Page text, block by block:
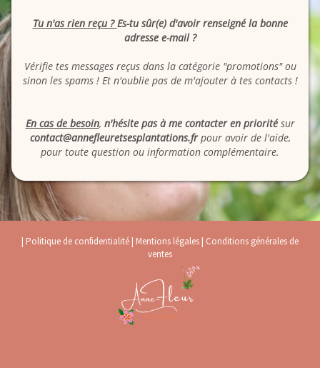
Tu n'as rien reçu ?Es-tu sûr(e) d'avoir renseigné la bonne
adresse e-mail ?
Vérifie tes messages reçus dans la catégorie "promotions" ou
sinon les spams ! Et n'oublie pas de m'ajouter à tes contacts !
En cas de besoin, n'hésite pas à me contacter en prioritésur
contact@annefleuretsesplantations.frpour avoir de l'aide,
pour toute question ou information complémentaire.
| Politique de confidentialité | Mentions légales | Conditions générales de
ventes